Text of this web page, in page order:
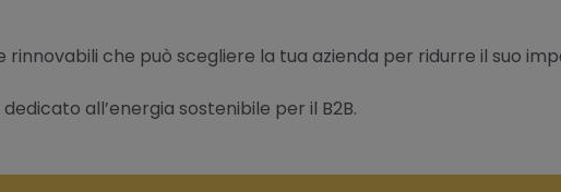
rinnovabili che può scegliere la tua azienda per ridurre il suo
all’energia sostenibile per il B2B.